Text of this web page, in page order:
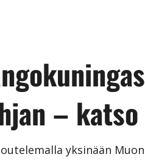
– katso
yksinään